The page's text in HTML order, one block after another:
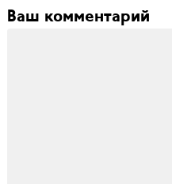
Ваш комментарий